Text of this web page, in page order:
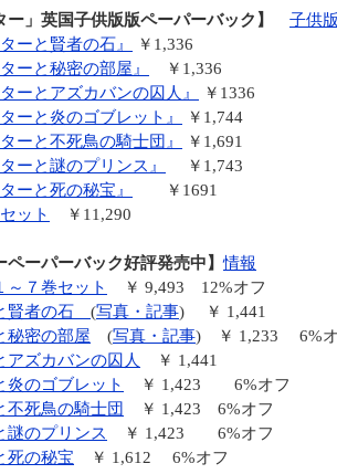
ー」英国子供版版ペーパーバック】
子供
ーと賢者の石』
￥1,336
ーと秘密の部屋』
￥1,336
ーとアズカバンの囚人』
￥1336
ーと炎のゴブレット』
￥1,744
ーと不死鳥の騎士団』
￥1,691
ーと謎のプリンス』
￥1,743
ーと死の秘宝』
￥1691
ット
￥11,290
ーパーバック好評発売中】情報
～７巻セット
￥ 9,493 12%オフ
賢者の石 (写真・記事) ￥ 1,441
秘密の部屋 (写真・記事) ￥ 1,233 6%
アズカバンの囚人
￥ 1,441
炎のゴブレット
￥ 1,423 6%オフ
不死鳥の騎士団
￥ 1,423 6%オフ
謎のプリンス
￥ 1,423 6%オフ
死の秘宝 ￥ 1,612 6%オフ